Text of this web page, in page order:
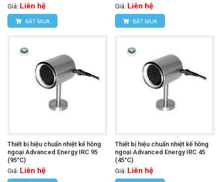
Giá: Liên hệ
ĐẶT MUA
Giá: Liên hệ
ĐẶT MUA
Thiết bị hiệu chuẩn nhiệt kế hồng
ngoại Advanced Energy IRC 95
(95°C)
Giá: Liên hệ
Thiết bị hiệu chuẩn nhiệt kế hồng
ngoại Advanced Energy IRC 45
(45°C)
Giá: Liên hệ